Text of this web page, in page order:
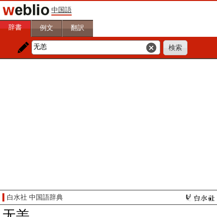
中国語
辞書 例文 翻訳
白水社 中国語辞典